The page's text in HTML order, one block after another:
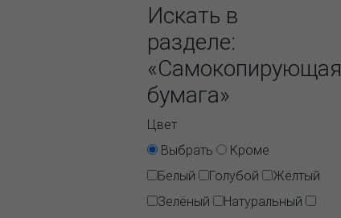
Искать в
разделе:
«Самокопирующая
бумага»
Цвет
Выбрать
Кроме
Белый
Голубой
Жёлтый
Зелёный
Натуральный